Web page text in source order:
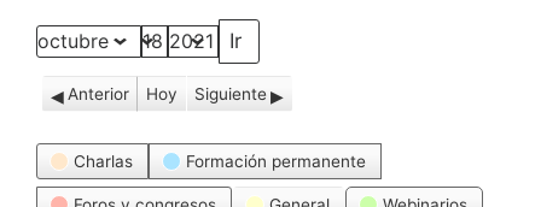
Mes
Día
Año
Anterior Hoy Siguiente
Categorías
Charlas Formación permanente